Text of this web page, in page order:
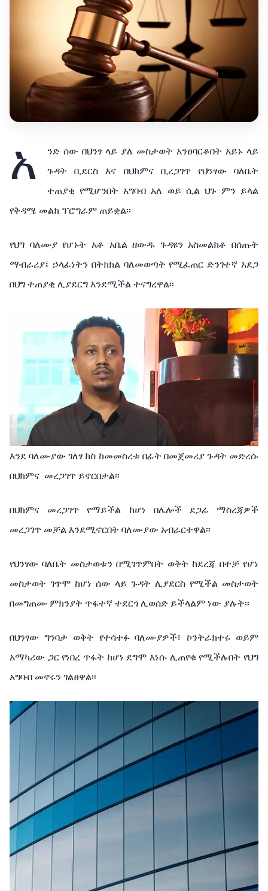
አ
ንድ ሰው በህንፃ ላይ ያለ መስታወት አንፀባርቆበት አይኑ ላይ
ጉዳት ቢደርስ እና በህክምና ቢረጋገጥ የህንፃው ባለቤት
ተጠያቂ የሚሆንበት አግባብ አለ ወይ ሲል ህጉ ምን ይላል
የቅዳሜ መልክ ፕሮግራም ጠይቋል፡፡
የህግ ባለሙያ የሆኑት አቶ አቤል ዘውዱ ጉዳዩን አስመልክቶ በሰጡት
ማብራሪያ፤ ኃላፊነትን በትክክል ባለመወጣት የሚፈጠር ድንገተኛ አደጋ
በህግ ተጠያቂ ሊያደርግ እንደሚችል ተናግረዋል፡፡
እንደ ባለሙያው ገለፃ ክስ ከመመስረቱ በፊት በመጀመሪያ ጉዳት መድረሱ
በህክምና መረጋገጥ ይኖርበታል፡፡
በህክምና መረጋገጥ የማይችል ከሆነ በሌሎች ደጋፊ ማስረጃዎች
መረጋገጥ መቻል እንደሚኖርበት ባለሙያው አብራርተዋል፡፡
የህንፃው ባለቤት መስታወቱን በሚገጥምበት ወቅት ከደረጃ በተቻ የሆነ
መስታወት ገጥሞ ከሆነ ሰው ላይ ጉዳት ሊያደርስ የሚችል መስታወት
በመግጠሙ ምክንያት ጥፋተኛ ተደርጎ ሊወሰድ ይችላልም ነው ያሉት፡፡
በህንፃው ግንባታ ወቅት የተሳተፉ ባለሙያዎች፣ ኮንትራክተሩ ወይም
አማካሪው ጋር የነበረ ጥፋት ከሆነ ደግሞ እነሱ ሊጠየቁ የሚችሉበት የህግ
አግባብ መኖሩን ገልፀዋል፡፡